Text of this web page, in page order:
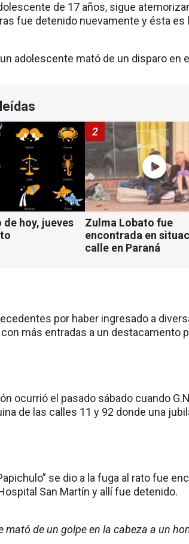
de 17 años, sigue
fue detenido nuevamente y ésta es
adolescente mató de un disparo en
hoy, jueves
Zulma Lobato fue
encontrada en
calle en Paraná
2
por haber ingresado a
más entradas a un destacamento
ocurrió el pasado sábado cuando
de las calles 11 y 92 donde una
se dio a la fuga al rato fue
San Martín y allí fue detenido.
mató de un golpe en la cabeza a un